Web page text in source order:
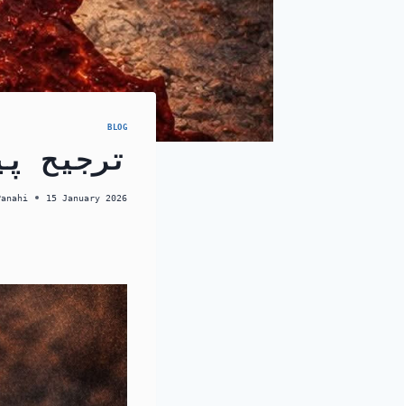
BLOG
ترجیح
15 January 2026